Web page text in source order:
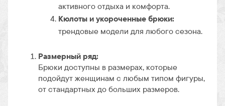
активного отдыха и комфорта.
Кюлоты и укороченные брюки:
трендовые модели для любого сезона.
Размерный ряд:
Брюки доступны в размерах, которые
подойдут женщинам с любым типом фигуры,
от стандартных до больших размеров.